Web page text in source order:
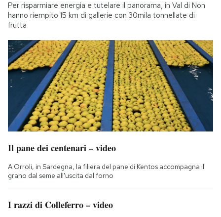
Per risparmiare energia e tutelare il panorama, in Val di Non
hanno riempito 15 km di gallerie con 30mila tonnellate di
frutta
Il pane dei centenari – video
A Orroli, in Sardegna, la filiera del pane di Kentos accompagna il
grano dal seme all'uscita dal forno
I razzi di Colleferro – video